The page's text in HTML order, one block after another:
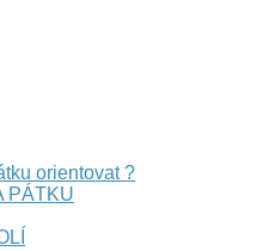
orientovat ?
PÁTKU